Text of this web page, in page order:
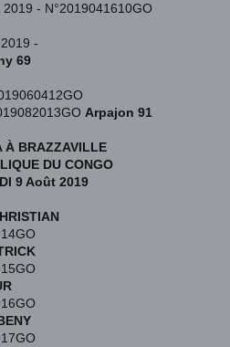
- N°2019041610GO
-
69
Arpajon 91
À BRAZZAVILLE
DU CONGO
9 Août 2019